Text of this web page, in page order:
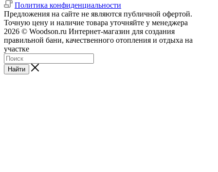
Политика конфиденциальности
Предложения на сайте не являются публичной офертой.
Точную цену и наличие товара уточняйте у менеджера
2026 © Woodson.ru Интернет-магазин для создания
правильной бани, качественного отопления и отдыха на
участке
Найти